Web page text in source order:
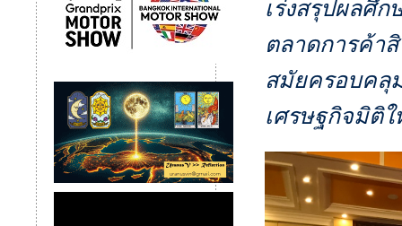
เร่งสรุปผลศึก
ตลาดการค้า
สมัยครอบคลุ
เศรษฐกิจมิติ